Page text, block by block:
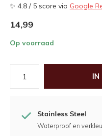
✨ 4.8 / 5 score via Google
14,99
Op voorraad
IN
Stainless Steel
Waterproof en